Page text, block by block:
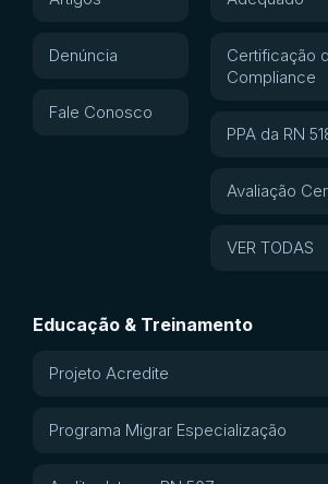
Denúncia
Fale Conosco
Certificação
Compliance
PPA da RN
Avaliação
VER TODAS
Educação & Treinamento
Projeto Acredite
Programa Migrar Especialização